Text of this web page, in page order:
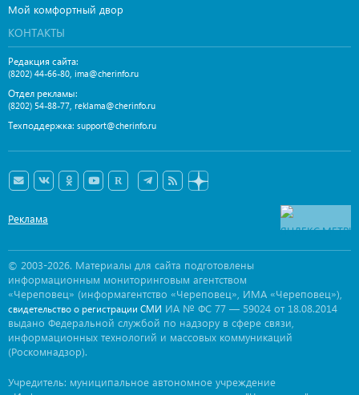
Мой комфортный двор
КОНТАКТЫ
Редакция сайта:
(8202) 44-66-80, ima@cherinfo.ru
Отдел рекламы:
(8202) 54-88-77, reklama@cherinfo.ru
Техподдержка: support@cherinfo.ru
Реклама
© 2003-2026. Материалы для сайта подготовлены
информационным мониторинговым агентством
«Череповец» (информагентство «Череповец», ИМА «Череповец»),
свидетельство о регистрации СМИ ИА № ФС 77 — 59024 от 18.08.2014
выдано Федеральной службой по надзору в сфере связи,
информационных технологий и массовых коммуникаций
(Роскомнадзор).
Учредитель: муниципальное автономное учреждение